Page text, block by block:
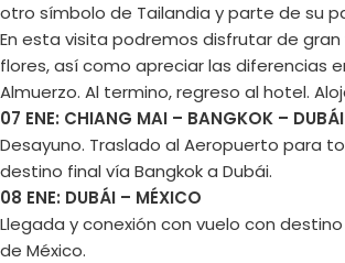
otro símbolo de Tailandia y parte de su
En esta visita podremos disfrutar de
flores, así como apreciar las diferencias
Almuerzo. Al termino, regreso al hotel.
07 ENE: CHIANG MAI – BANGKOK – DUBÁI
Desayuno. Traslado al Aeropuerto para
destino final vía Bangkok a Dubái.
08 ENE: DUBÁI – MÉXICO
Llegada y conexión con vuelo con
de México.